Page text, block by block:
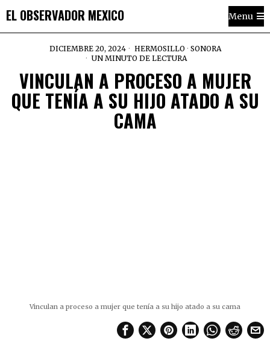
EL OBSERVADOR MEXICO Menu
DICIEMBRE 20, 2024 HERMOSILLO · SONORA
UN MINUTO DE LECTURA
VINCULAN A PROCESO A MUJER
QUE TENÍA A SU HIJO ATADO A SU
CAMA
Vinculan a proceso a mujer que tenía a su hijo atado a su cama